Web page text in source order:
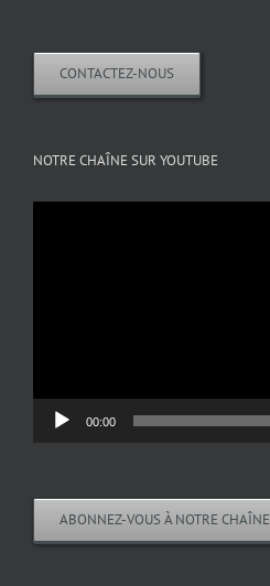
CONTACTEZ-NOUS
NOTRE CHAÎNE SUR YOUTUBE
00:00
ABONNEZ-VOUS À NOTRE CHAÎNE